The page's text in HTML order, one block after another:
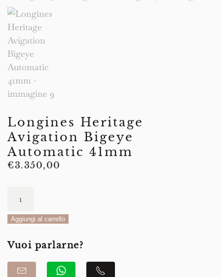
Longines Heritage
Avigation Bigeye
Automatic 41mm
€3.350,00
Avigation
Automatic
41mm
quantità
Aggiungi al carrello
Vuoi parlarne?